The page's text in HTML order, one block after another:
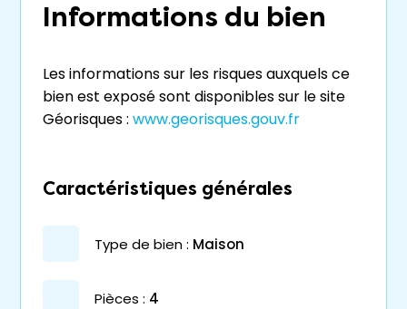
Informations du bien
Les informations sur les risques auxquels ce
bien est exposé sont disponibles sur le site
Géorisques : www.georisques.gouv.fr
Caractéristiques générales
type de bien : maison
pièces : 4